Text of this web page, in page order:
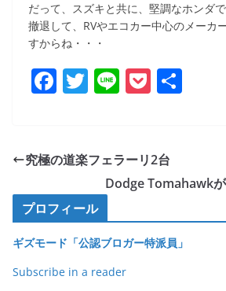
だって、スズキと共に、堅調なホンダ
撤退して、RVやエコカー中心のメーカ
すからね・・・
F
e
o
o
k
T
er
Li P
et
究極の道楽フェラーリ2台
Dodge Tomahawk
プロフィール
ギズモード「公認ブロガー特派員」
Subscribe in a reader